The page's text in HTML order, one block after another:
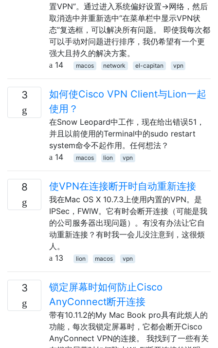
置VPN”。通过进入系统偏好设置→网络，然后
取消选中并重新选中“在菜单栏中显示VPN状
态”复选框，可以解决所有问题。 即使我每次都
可以手动对问题进行排序，我仍希望有一个更
强大且持久的解决方案。
14
macos network el-capitan vpn
3
如何使Cisco VPN Client与Lion一起
使用？
在Snow Leopard中工作，现在给出错误51，
并且以前使用的Terminal中的sudo restart
system命令不起作用。任何想法？
14
macos lion vpn
8 使VPN在连接断开时自动重新连接
我在Mac OS X 10.7.3上使用内置的VPN。是
IPSec，FWIW。它有时会断开连接（可能是我
的公司服务器出现问题）。有没有办法让它自
动重新连接？有时我一会儿没注意到，这很烦
人。
13
lion macos vpn
3
锁定屏幕时如何防止Cisco
AnyConnect断开连接
带有10.11.2的My Mac Book pro具有此烦人的
功能，每次我锁定屏幕时，它都会断开Cisco
AnyConnect VPN的连接。 我找到了一些有关